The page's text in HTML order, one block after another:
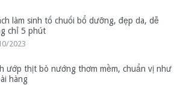
làm sinh tố chuối bổ dưỡng, đẹp da, dễ
chỉ 5 phút
2023
ướp thịt bò nướng thơm mềm, chuẩn vị như
hàng